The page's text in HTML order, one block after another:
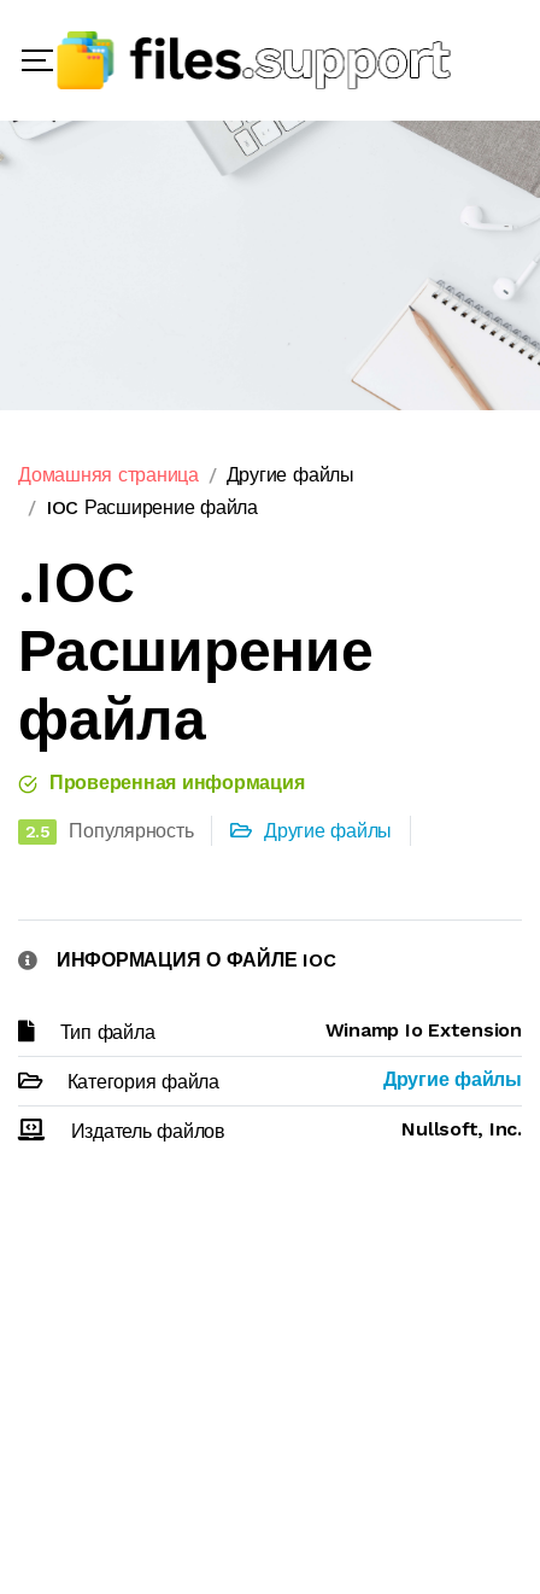
Домашняя страница
Другие файлы
IOC Расширение файла
.IOC
Расширение
файла
Проверенная информация
2.5 Популярность Другие файлы
ИНФОРМАЦИЯ О ФАЙЛЕ IOC
Тип файла Winamp Io Extension
Категория файла Другие файлы
Издатель файлов Nullsoft, Inc.